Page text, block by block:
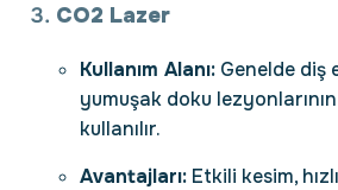
CO2 Lazer
Kullanım Alanı: Genelde diş
yumuşak doku lezyonlarının
kullanılır.
Avantajları: Etkili kesim,